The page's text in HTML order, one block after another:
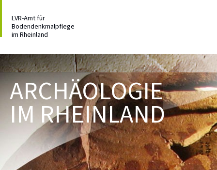
LVR-Amt für
Bodendenkmalpflege
im Rheinland
ARCHÄOLOGIE
IM RHEINLAND